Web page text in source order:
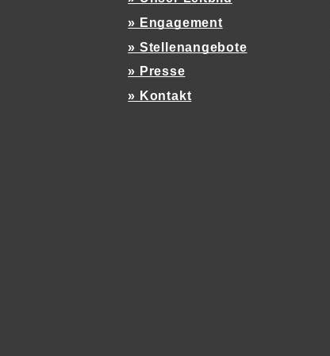
» Engagement
» Stellenangebote
» Presse
» Kontakt